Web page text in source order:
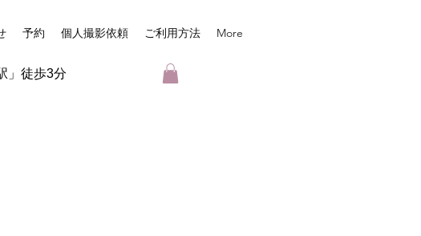
予約 個人撮影依頼 ご利用方法 More
」徒歩3分